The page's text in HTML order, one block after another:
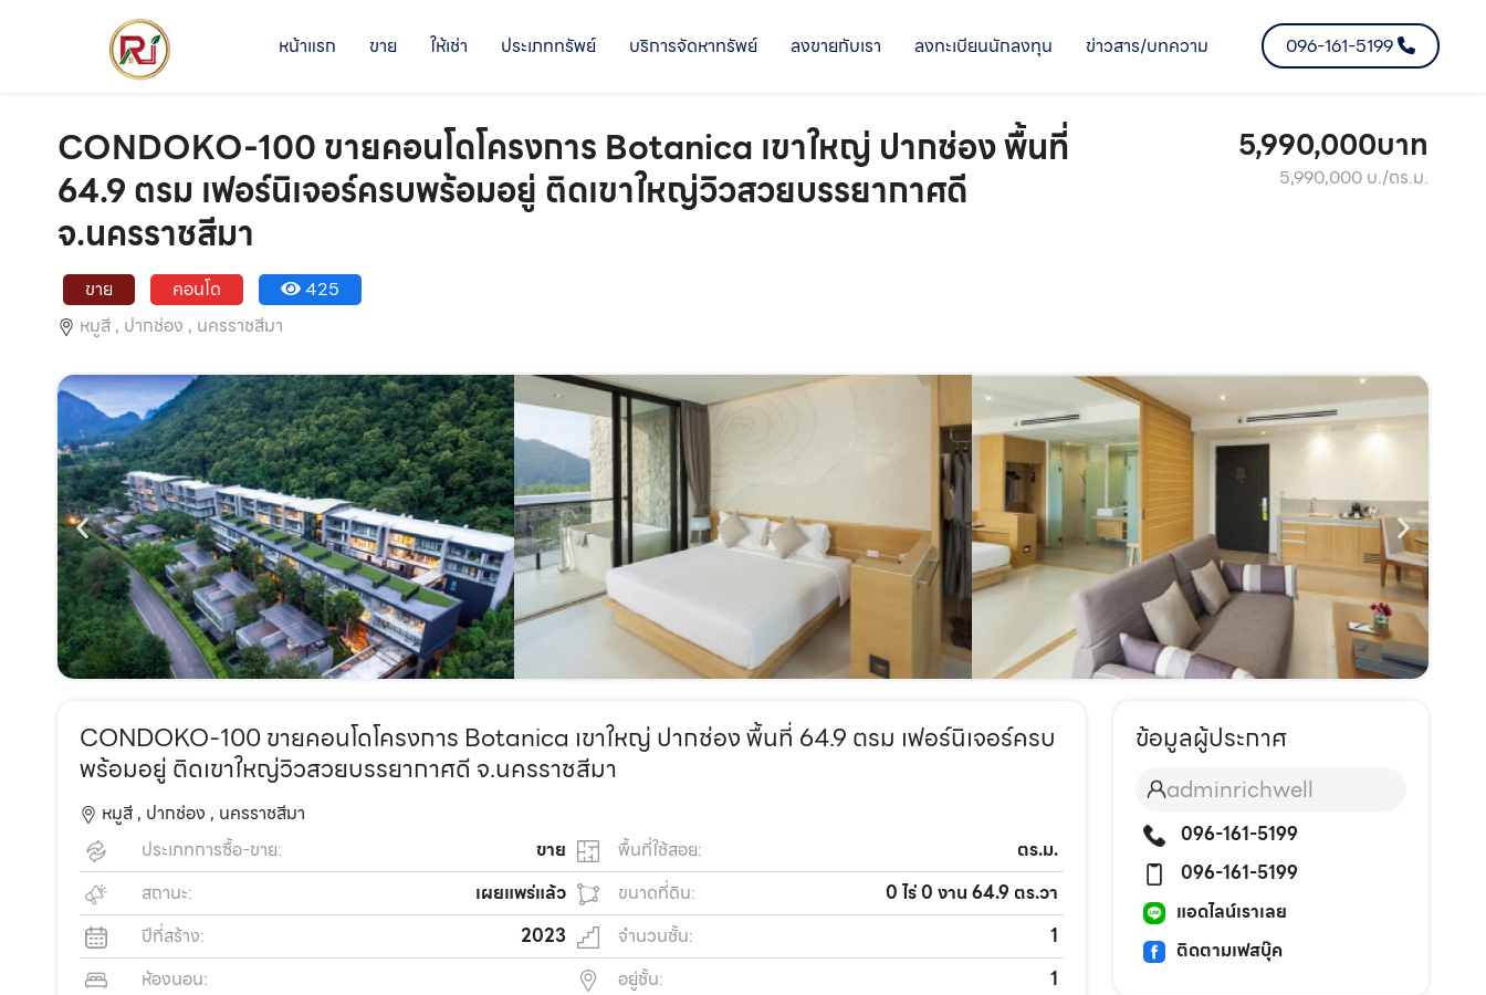
หน้าแรก ขาย ให้เช่า ประเภททรัพย์ บริการจัดหาทรัพย์ ลงขายกับเรา ลงทะเบียนนักลงทุน ข่าวสาร/บทความ 096-161-5199
CONDOKO-100 ขายคอนโดโครงการ Botanica เขาใหญ่ ปากช่อง พื้นที่
64.9 ตรม เฟอร์นิเจอร์ครบพร้อมอยู่ ติดเขาใหญ่วิวสวยบรรยากาศดี
จ.นครราชสีมา
ขาย คอนโด
425
หมูสี , ปากช่อง , นครราชสีมา
5,990,000บาท
5,990,000 บ./ตร.ม.
CONDOKO-100 ขายคอนโดโครงการ Botanica เขาใหญ่ ปากช่อง พื้นที่ 64.9 ตรม เฟอร์นิเจอร์ครบ
พร้อมอยู่ ติดเขาใหญ่วิวสวยบรรยากาศดี จ.นครราชสีมา
หมูสี , ปากช่อง , นครราชสีมา
ประเภทการซื้อ-ขาย:
ขาย
สถานะ:
เผยแพร่แล้ว
ปีที่สร้าง:
2023
ห้องนอน:
พื้นที่ใช้สอย:
ตร.ม.
ขนาดที่ดิน:
0 ไร่ 0 งาน 64.9 ตร.วา
จำนวนชั้น:
1
อยู่ชั้น:
1
ข้อมูลผู้ประกาศ
adminrichwell
096-161-5199
096-161-5199
แอดไลน์เราเลย
ติดตามเฟสบุ๊ค